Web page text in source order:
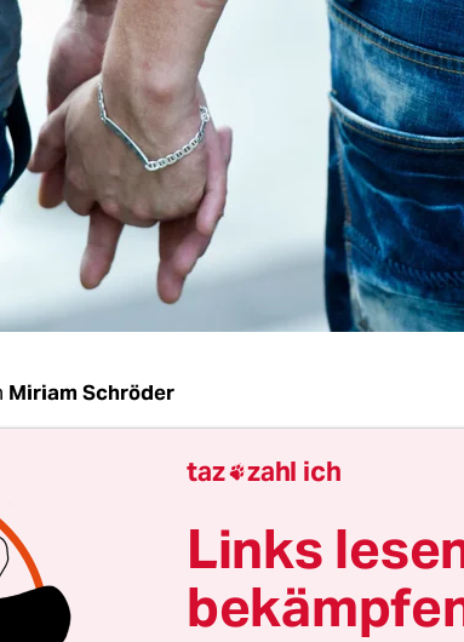
Miriam Schröder
seit knapp einem Jahr können
und 1969 wegen sexueller
worden sind, einen Antrag
stellen
. Bisher haben das erst
sie überrascht?
taz zahl ich
Links